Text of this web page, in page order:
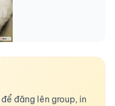
đăng lên group, in